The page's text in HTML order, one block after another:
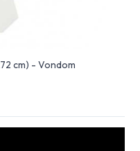
cm) - Vondom